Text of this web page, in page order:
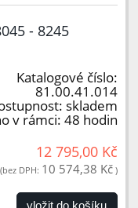
- 8245
Katalogové číslo:
81.00.41.014
skladem
v rámci: 48 hodin
12 795,00 Kč
(bez DPH: 10 574,38 Kč )
vložit do košíku